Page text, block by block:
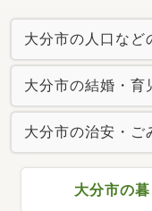
大分市の人口など
大分市の結婚・育
大分市の治安・ご
大分市の